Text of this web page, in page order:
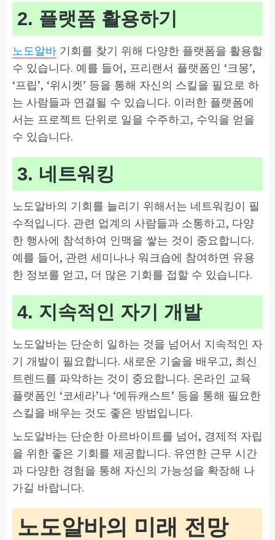
2. 플랫폼 활용하기
노도알바 기회를 찾기 위해 다양한 플랫폼을 활용할
수 있습니다. 예를 들어, 프리랜서 플랫폼인 ‘크몽’,
‘프립’, ‘위시켓’ 등을 통해 자신의 스킬을 필요로 하
는 사람들과 연결될 수 있습니다. 이러한 플랫폼에
서는 프로젝트 단위로 일을 수주하고, 수익을 얻을
수 있습니다.
3. 네트워킹
노도알바의 기회를 늘리기 위해서는 네트워킹이 필
수적입니다. 관련 업계의 사람들과 소통하고, 다양
한 행사에 참석하여 인맥을 쌓는 것이 중요합니다.
예를 들어, 관련 세미나나 워크숍에 참여하면 유용
한 정보를 얻고, 더 많은 기회를 접할 수 있습니다.
4. 지속적인 자기 개발
노도알바는 단순히 일하는 것을 넘어서 지속적인 자
기 개발이 필요합니다. 새로운 기술을 배우고, 최신
트렌드를 파악하는 것이 중요합니다. 온라인 교육
플랫폼인 ‘코세라’나 ‘에듀캐스트’ 등을 통해 필요한
스킬을 배우는 것도 좋은 방법입니다.
노도알바는 단순한 아르바이트를 넘어, 경제적 자립
을 위한 좋은 기회를 제공합니다. 유연한 근무 시간
과 다양한 경험을 통해 자신의 가능성을 확장해 나
가길 바랍니다.
노도알바의 미래 전망